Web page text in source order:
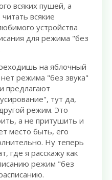
всяких пушей, а
всякие
устройства
для режима "без
на яблочный
режима "без звука"
предлагают
тут да,
режим. Это
а не притушить и
место быть, его
Ну теперь
где я расскажу как
режим "без